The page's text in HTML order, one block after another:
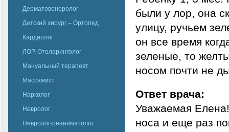
Дерматовенеролог
Детский хирург – Ортопед
Кардиолог
ЛОР, Отоларинголог
Мануальный терапевт
Массажист
Нарколог
Невролог
Невролог-реаниматолог
были у лор, она
улицу, ручьем
он все время
зеленые, то
носом почти не
Ответ врача:
Уважаемая
носа и еще раз